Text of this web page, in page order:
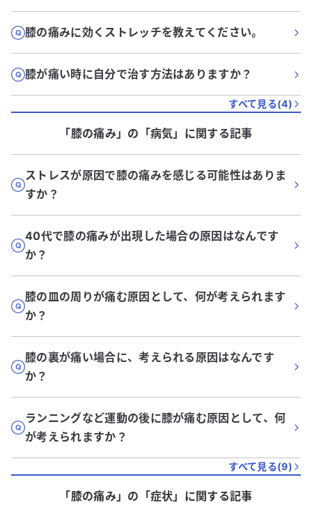
膝の痛みに効くストレッチを教えてください。
膝が痛い時に自分で治す方法はありますか？
すべて見る(4)
「膝の痛み」 の「病気」に関する記事
ストレスが原因で膝の痛みを感じる可能性はありま
すか？
40代で膝の痛みが出現した場合の原因はなんです
か？
膝の皿の周りが痛む原因として、何が考えられます
か？
膝の裏が痛い場合に、考えられる原因はなんです
か？
ランニングなど運動の後に膝が痛む原因として、何
が考えられますか？
すべて見る(9)
「膝の痛み」 の「症状」に関する記事